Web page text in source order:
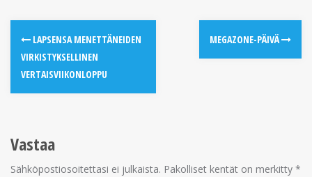
LAPSENSA MENETTÄNEIDEN
VIRKISTYKSELLINEN
VERTAISVIIKONLOPPU
MEGAZONE-PÄIVÄ
Vastaa
Sähköpostiosoitettasi ei julkaista. Pakolliset kentät on merkitty *